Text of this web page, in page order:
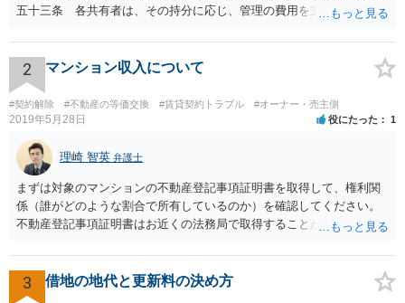
五十三条 各共有者は、その持分に応じ、管理の費用を支払い、その
履行しないときは、他の共有者は、相当の償金を支払ってその者の持
分を取得することができる。 次に、共有物分割請求訴訟を提起した
場合、他の共有者と和解ができれば、その和解内容に基づき解決とな
り、和解ができなければ、判決による解決となります。 ただ、判決
による解決の場合も、ご事案に応じて分割の仕方などバリエーション
がいくつかあるため、一度、弁護士に直接相談し、アドバイスを受け
てみることもご検討下さい。
2 マンション収入について
#契約解除 #不動産の等価交換 #賃貸契約トラブル #オーナー・売主側
2019年5月28日 役にたった 1
理崎 智英 弁護士
まずは対象のマンションの不動産登記事項証明書を取得して、権利関
係（誰がどのような割合で所有しているのか）を確認してください。
不動産登記事項証明書はお近くの法務局で取得することが出来ます。
てたつをさんは権利をもっているので、相続分に応じた賃料収入をも
らう権利があります。
3 借地の地代と更新料の決め方